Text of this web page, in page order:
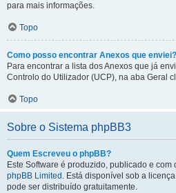
para mais informações.
Topo
Como posso encontrar Anexos que enviei?
Para encontrar a lista dos Anexos que já
Controlo do Utilizador (UCP), na aba Geral
Topo
Sobre o Sistema phpBB3
Quem Escreveu o phpBB?
Este Software é produzido, publicado e
phpBB Limited . Está disponível sob a
pode ser distribuído gratuitamente.